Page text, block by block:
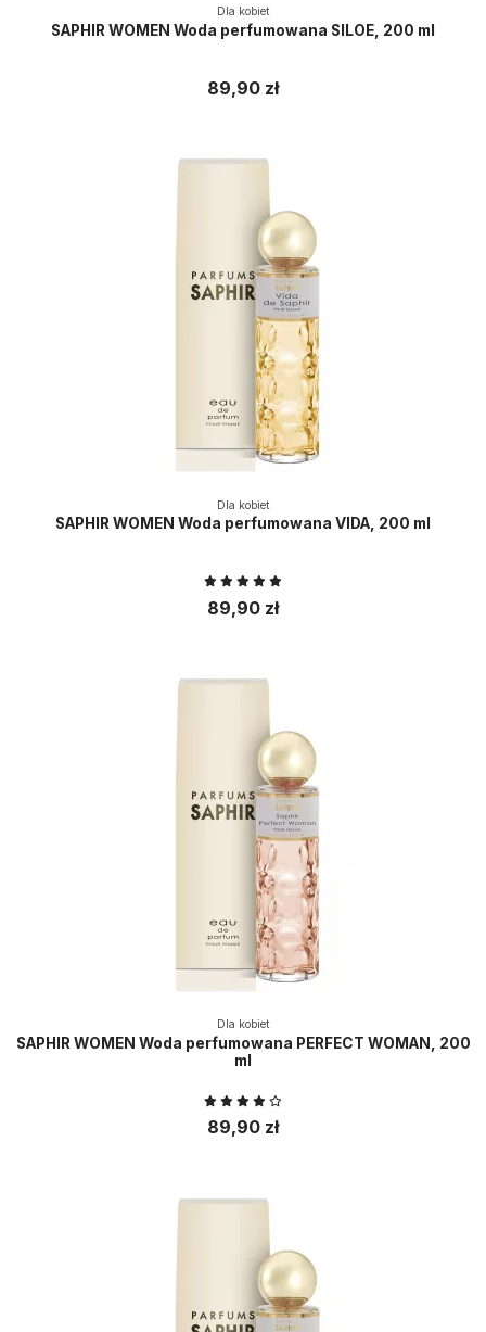
Dla kobiet
SAPHIR WOMEN Woda perfumowana SILOE, 200 ml
89,90 zł
Dla kobiet
SAPHIR WOMEN Woda perfumowana VIDA, 200 ml
89,90 zł
Dla kobiet
SAPHIR WOMEN Woda perfumowana PERFECT WOMAN, 200
ml
89,90 zł